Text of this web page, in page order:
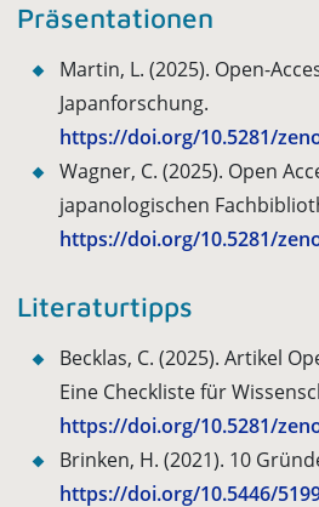
Präsentationen
Martin, L. (2025). Open-
Japanforschung.
https://doi.org/10.5281/
Wagner, C. (2025). Open
japanologischen
https://doi.org/10.5281/
Literaturtipps
Becklas, C. (2025). Artikel
Eine Checkliste für
https://doi.org/10.5281/
Brinken, H. (2021). 10
https://doi.org/10.5446/